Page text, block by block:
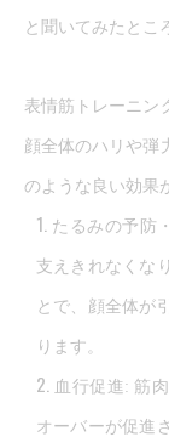
と聞いてみたとこ
表情筋トレーニン
顔全体のハリや弾
のような良い効果
たるみの予防
支えきれなくな
とで、顔全体が
ります。
血行促進: 筋
オーバーが促進